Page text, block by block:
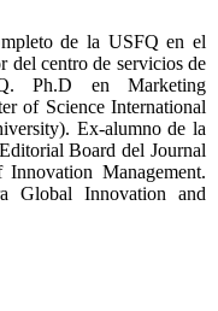
de la USFQ en el
del centro de servicios de
Ph.D en Marketing
of Science International
Ex-alumno de la
Board del Journal
Management.
Global Innovation and